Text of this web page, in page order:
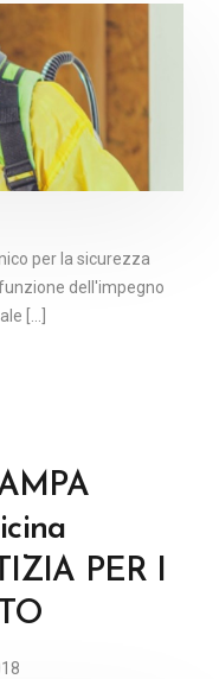
per la sicurezza
dell'impegno
[...]
PER I